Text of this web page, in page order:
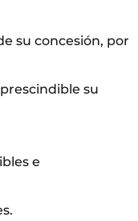
su concesión, por
su
e